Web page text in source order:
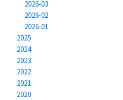
2026-03
2026-02
2026-01
2025
2024
2023
2022
2021
2020